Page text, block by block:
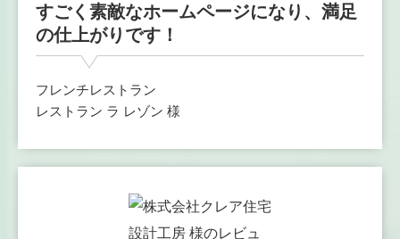
すごく素敵なホームページになり、満足
の仕上がりです！
フレンチレストラン
レストラン ラ レゾン 様